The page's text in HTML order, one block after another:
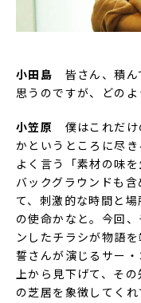
小田島 皆さん、積ん
思うのですが、どの
小笠原
僕はこれだけ
かというところに尽
よく言う「素材の味
バックグラウンドも
て、刺激的な時間と
の使命かなと。今回
ンしたチラシが物語
誓さんが演じるサー
上から見下げて、そ
の芝居を象徴してく